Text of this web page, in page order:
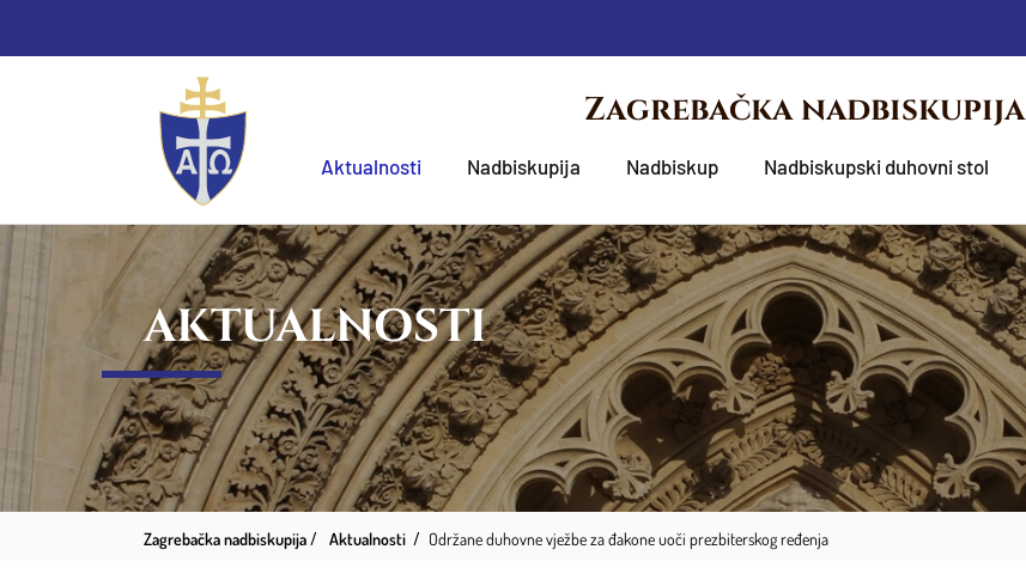
Zagrebačka nadbiskupija
Aktualnosti Nadbiskupija Nadbiskup Nadbiskupski duhovni stol
AKTUALNOSTI
Zagrebačka nadbiskupija Aktualnosti ​Održane duhovne vježbe za đakone uoči prezbiterskog ređenja